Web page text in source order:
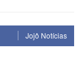
Jojô Notícias